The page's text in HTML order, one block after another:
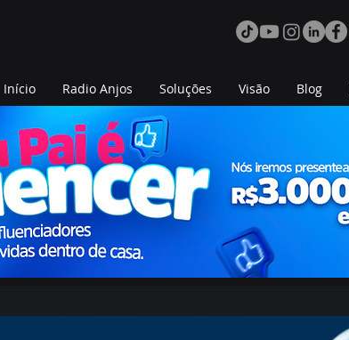
Início Radio Anjos Soluções Visão Blog